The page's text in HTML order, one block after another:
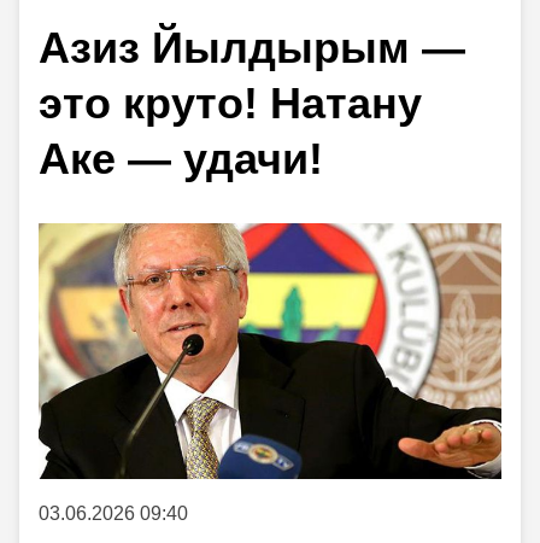
Азиз Йылдырым —
это круто! Натану
Аке — удачи!
03.06.2026 09:40